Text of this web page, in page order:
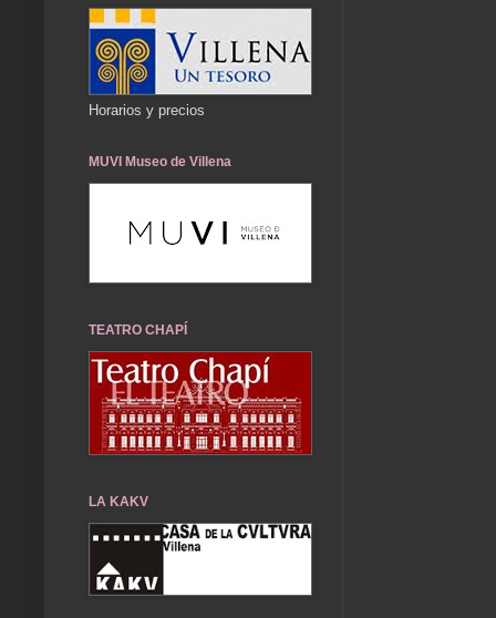
Horarios y precios
MUVI Museo de Villena
TEATRO CHAPÍ
LA KAKV